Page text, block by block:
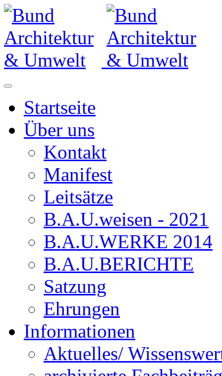
Startseite
Über uns
Kontakt
Manifest
Leitsätze
B.A.U.weisen - 2021
B.A.U.WERKE 2014
B.A.U.BERICHTE
Satzung
Ehrungen
Informationen
Aktuelles/